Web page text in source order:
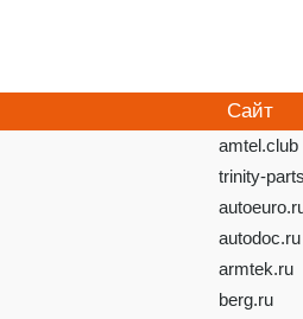
Сайт
amtel.club
trinity-
autodoc.ru
armtek.ru
berg.ru